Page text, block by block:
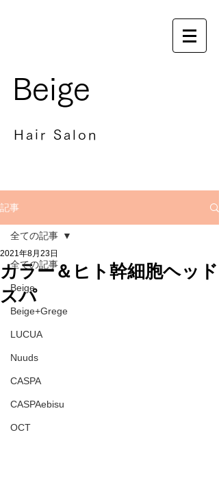
Beige
Hair Salon
記事
全ての記事
Beige
Beige+Grege
LUCUA
Nuuds
CASPA
CASPAebisu
OCT
全ての記事
カラー＆ヒト幹細胞ヘッド
スパ
2021年8月23日